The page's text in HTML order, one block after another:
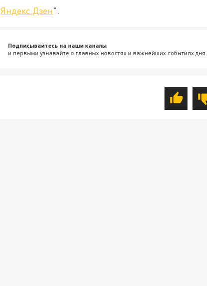
Яндекс.Дзен".
Подписывайтесь на наши каналы
и первыми узнавайте о главных новостях и важнейших событиях дня.